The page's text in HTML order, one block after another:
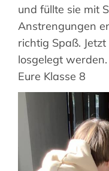
Kontakt
Suche
nach:
und füllte sie mit
Anstrengungen
richtig Spaß.
losgelegt werden.
Eure Klasse 8